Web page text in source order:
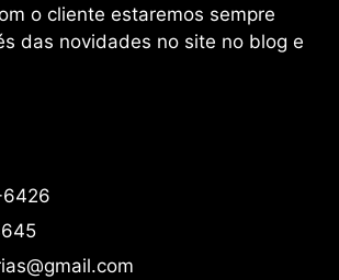
o cliente estaremos sempre
das novidades no site no blog e